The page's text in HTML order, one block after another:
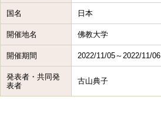
国名 日本
開催地名 佛教大学
開催期間 2022/11/05～2022/11/06
発表者・共同発
表者
古山典子